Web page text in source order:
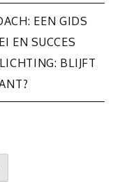
EEN GIDS
EN SUCCES
BLIJFT